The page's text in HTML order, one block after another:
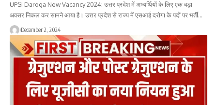
UPSI Daroga New Vacancy 2024: उत्तर प्रदेश में अभ्यर्थियों के लिए एक बड़ा
अवसर निकल कर सामने आया है। उत्तर प्रदेश से राज्य में एसआई दरोगा के पदों पर भर्ती…
December 2, 2024